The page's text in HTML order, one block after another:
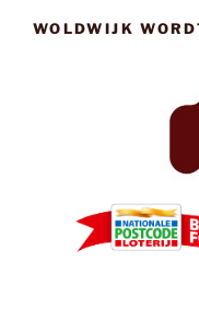
WOLDWIJK